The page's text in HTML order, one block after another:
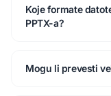
Koje formate
PPTX-a?
Mogu li prevesti